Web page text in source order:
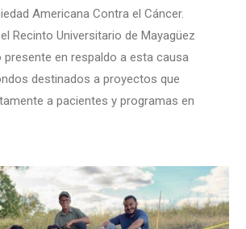
Americana Contra el Cáncer.
Recinto Universitario de Mayagüez
presente en respaldo a esta causa
destinados a proyectos que
a pacientes y programas en